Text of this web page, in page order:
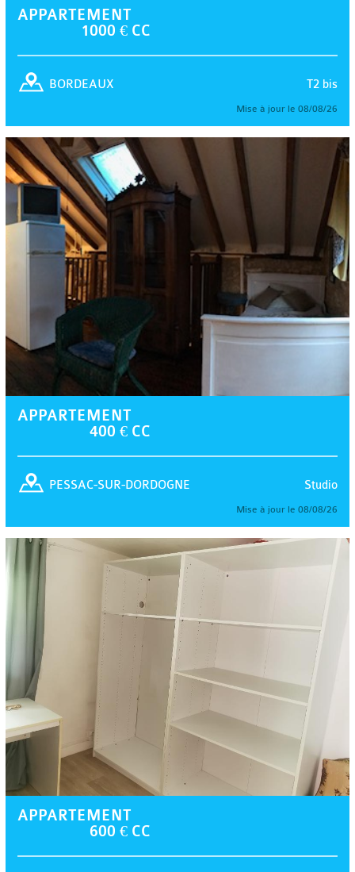
APPARTEMENT
1000 € CC
T2 bis
BORDEAUX
Mise à jour le 08/08/26
APPARTEMENT
400 € CC
Studio
PESSAC-SUR-DORDOGNE
Mise à jour le 08/08/26
APPARTEMENT
600 € CC